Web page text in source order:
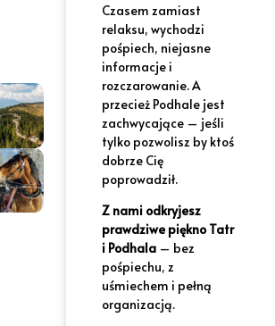
Czasem zamiast
relaksu, wychodzi
pośpiech, niejasne
informacje i
rozczarowanie. A
przecież Podhale jest
zachwycające – jeśli
tylko pozwolisz by ktoś
dobrze Cię
poprowadził.
Z nami odkryjesz
prawdziwe piękno Tatr
i Podhala– bez
pośpiechu, z
uśmiechem i pełną
organizacją.